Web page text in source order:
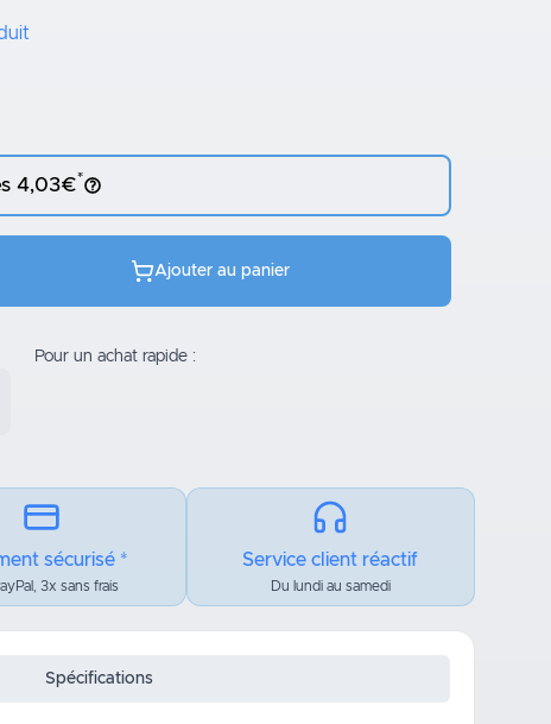
4,03€*
Ajouter au panier
Pour un achat rapide :
sécurisé *
3x sans frais
Service client réactif
Du lundi au samedi
Spécifications